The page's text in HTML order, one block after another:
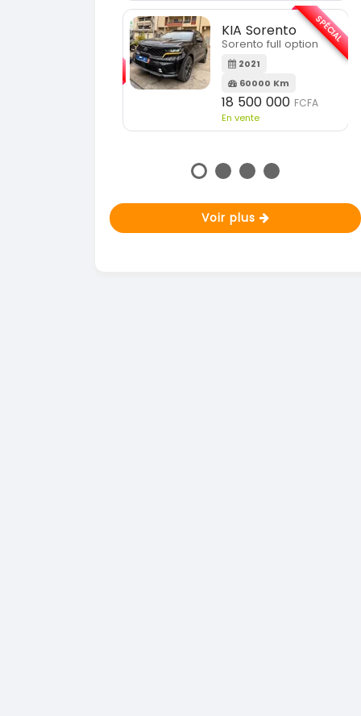
En vente
KIA Sportage
Sportage 2021
2021
78000 Km
14 500 000
SPÉCIAL
Voir plus